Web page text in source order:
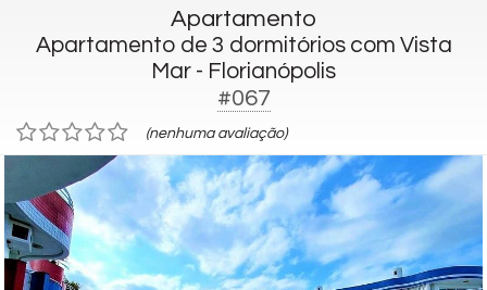
Apartamento
Apartamento de 3 dormitórios com Vista
Mar - Florianópolis
#067
(nenhuma avaliação)